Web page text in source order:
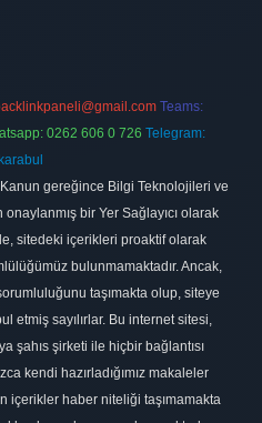
Teams:
0262 606 0 726 Telegram:
Kanun gereğince Bilgi Teknolojileri ve
onaylanmış bir Yer Sağlayıcı olarak
sitedeki içerikleri proaktif olarak
bulunmamaktadır. Ancak,
taşımakta olup, siteye
etmiş sayılırlar. Bu internet sitesi,
şahıs şirketi ile hiçbir bağlantısı
kendi hazırladığımız makaleler
içerikler haber niteliği taşımamakta